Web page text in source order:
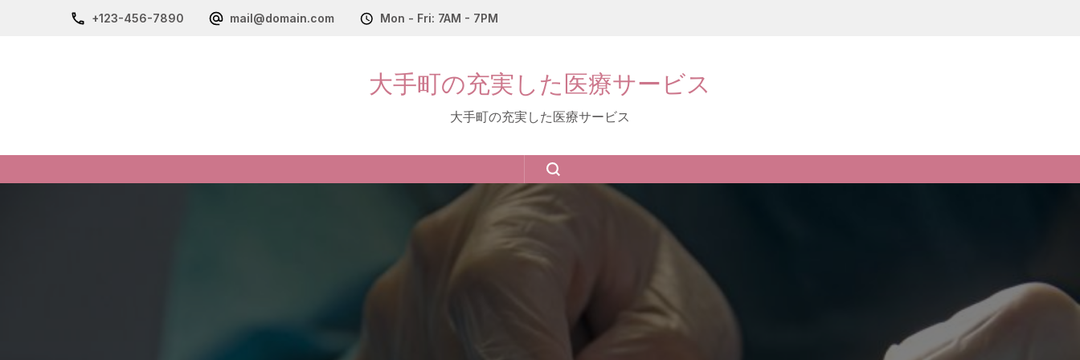
+123-456-7890 mail@domain.com Mon - Fri: 7AM - 7PM
大手町の充実した医療サービス
大手町の充実した医療サービス